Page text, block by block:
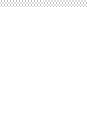
ABJマークは、この電子書店・